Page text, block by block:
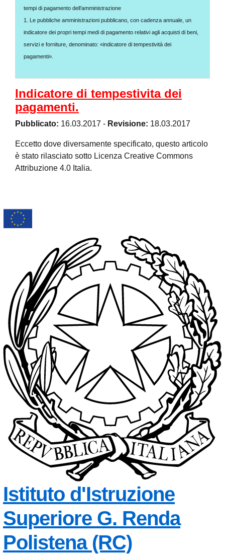
tempi di pagamento dell’amministrazione
1. Le pubbliche amministrazioni pubblicano, con cadenza annuale, un
indicatore dei propri tempi medi di pagamento relativi agli acquisti di beni,
servizi e forniture, denominato: «indicatore di tempestività dei
pagamenti».
Indicatore di tempestivita dei
pagamenti.
Pubblicato: 16.03.2017 - Revisione: 18.03.2017
Eccetto dove diversamente specificato, questo articolo
è stato rilasciato sotto Licenza Creative Commons
Attribuzione 4.0 Italia.
Istituto d'Istruzione
Superiore G. Renda
Polistena (RC)— Visita